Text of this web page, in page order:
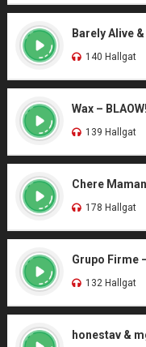
Barely Alive
140 Hallgat
Wax – BLAOW!
139 Hallgat
Chere Maman
178 Hallgat
Grupo Firme
132 Hallgat
honestav &